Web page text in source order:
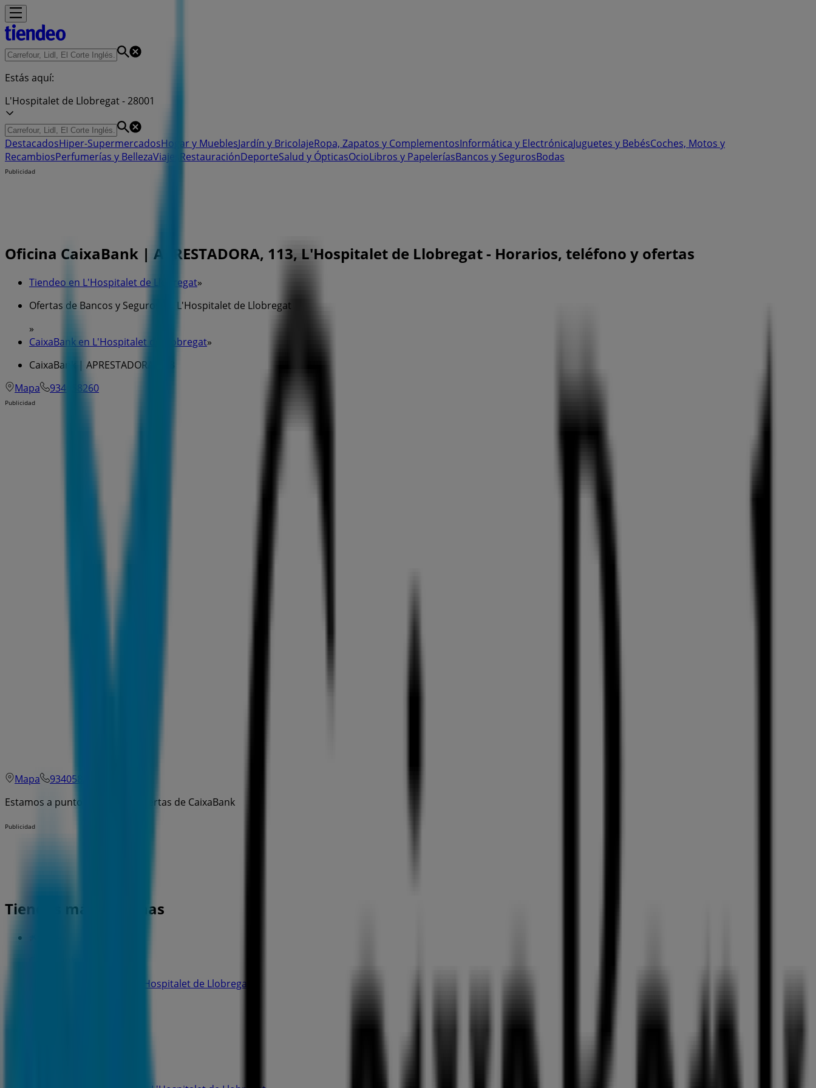
Estás aquí:
L'Hospitalet de Llobregat - 28001
DestacadosHiper-SupermercadosHogar y MueblesJardín y BricolajeRopa, Zapatos y ComplementosInformática y ElectrónicaJuguetes y BebésCoches, Motos y
RecambiosPerfumerías y BellezaViajes RestauraciónDeporteSalud y ÓpticasOcioLibros y PapeleríasBancos y SegurosBodas
Publicidad
Oficina CaixaBank | APRESTADORA, 113, L'Hospitalet de Llobregat - Horarios, teléfono y ofertas
Tiendeo en L'Hospitalet de Llobregat»
Ofertas de Bancos y Seguros en L'Hospitalet de Llobregat
»
CaixaBank en L'Hospitalet de Llobregat»
CaixaBank | APRESTADORA, 113
Mapa
934058260
Publicidad
Mapa
934058260
Estamos a punto de publicar ofertas de CaixaBank
Publicidad
Tiendas más cercanas
C. SANTA EULALIA, 232, L'Hospitalet de Llobregat